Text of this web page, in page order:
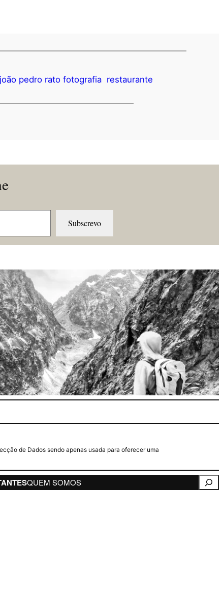
joão pedro rato fotografia restaurante
Subscrevo
de Dados sendo apenas usada para oferecer uma
QUEM SOMOS